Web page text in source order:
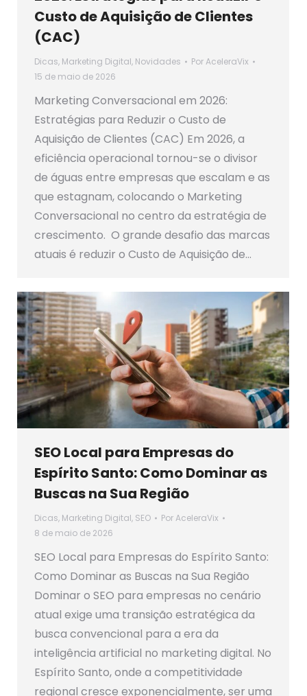
Custo de Aquisição de Clientes
(CAC)
Dicas, Marketing Digital, Novidades PorAceleraVix
15 de maio de 2026
Marketing Conversacional em 2026:
Estratégias para Reduzir o Custo de
Aquisição de Clientes (CAC) Em 2026, a
eficiência operacional tornou-se o divisor
de águas entre empresas que escalam e as
que estagnam, colocando o Marketing
Conversacional no centro da estratégia de
crescimento. O grande desafio das marcas
atuais é reduzir o Custo de Aquisição de…
SEO Local para Empresas do
Espírito Santo: Como Dominar as
Buscas na Sua Região
Dicas, Marketing Digital, SEO PorAceleraVix
8 de maio de 2026
SEO Local para Empresas do Espírito Santo:
Como Dominar as Buscas na Sua Região
Dominar o SEO para empresas no cenário
atual exige uma transição estratégica da
busca convencional para a era da
inteligência artificial no marketing digital. No
Espírito Santo, onde a competitividade
regional cresce exponencialmente, ser uma